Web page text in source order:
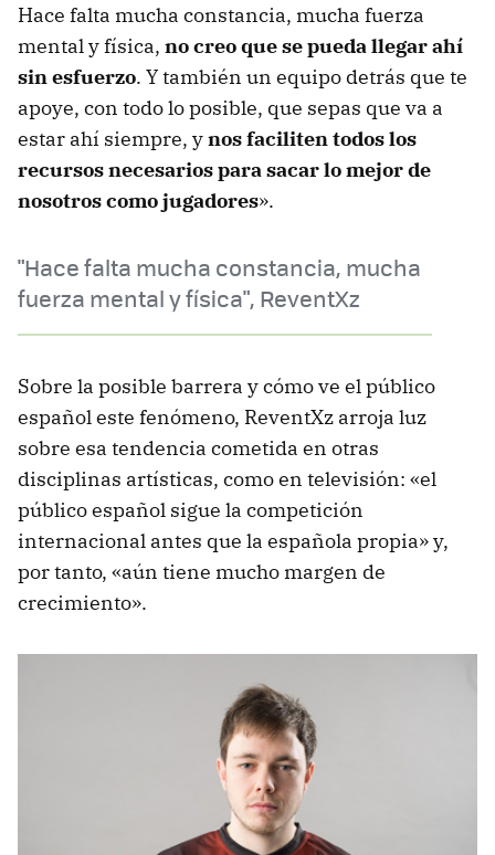
Hace falta mucha constancia, mucha fuerza
mental y física, no creo que se pueda llegar ahí
sin esfuerzo. Y también un equipo detrás que te
apoye, con todo lo posible, que sepas que va a
estar ahí siempre, ynos faciliten todos los
recursos necesarios para sacar lo mejor de
nosotros como jugadores».
"Hace falta mucha constancia, mucha
fuerza mental y física", ReventXz
Sobre la posible barrera y cómo ve el público
español este fenómeno, ReventXz arroja luz
sobre esa tendencia cometida en otras
disciplinas artísticas, como en televisión: «el
público español sigue la competición
internacional antes que la española propia» y,
por tanto, «aún tiene mucho margen de
crecimiento».